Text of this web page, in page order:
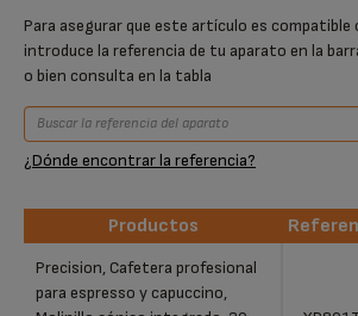
Para asegurar que este artículo es
introduce la referencia de tu aparato en la
o bien consulta en la tabla
¿Dónde encontrar la referencia?
Productos
Productos
Precision, Cafetera profesional
para espresso y capuccino,